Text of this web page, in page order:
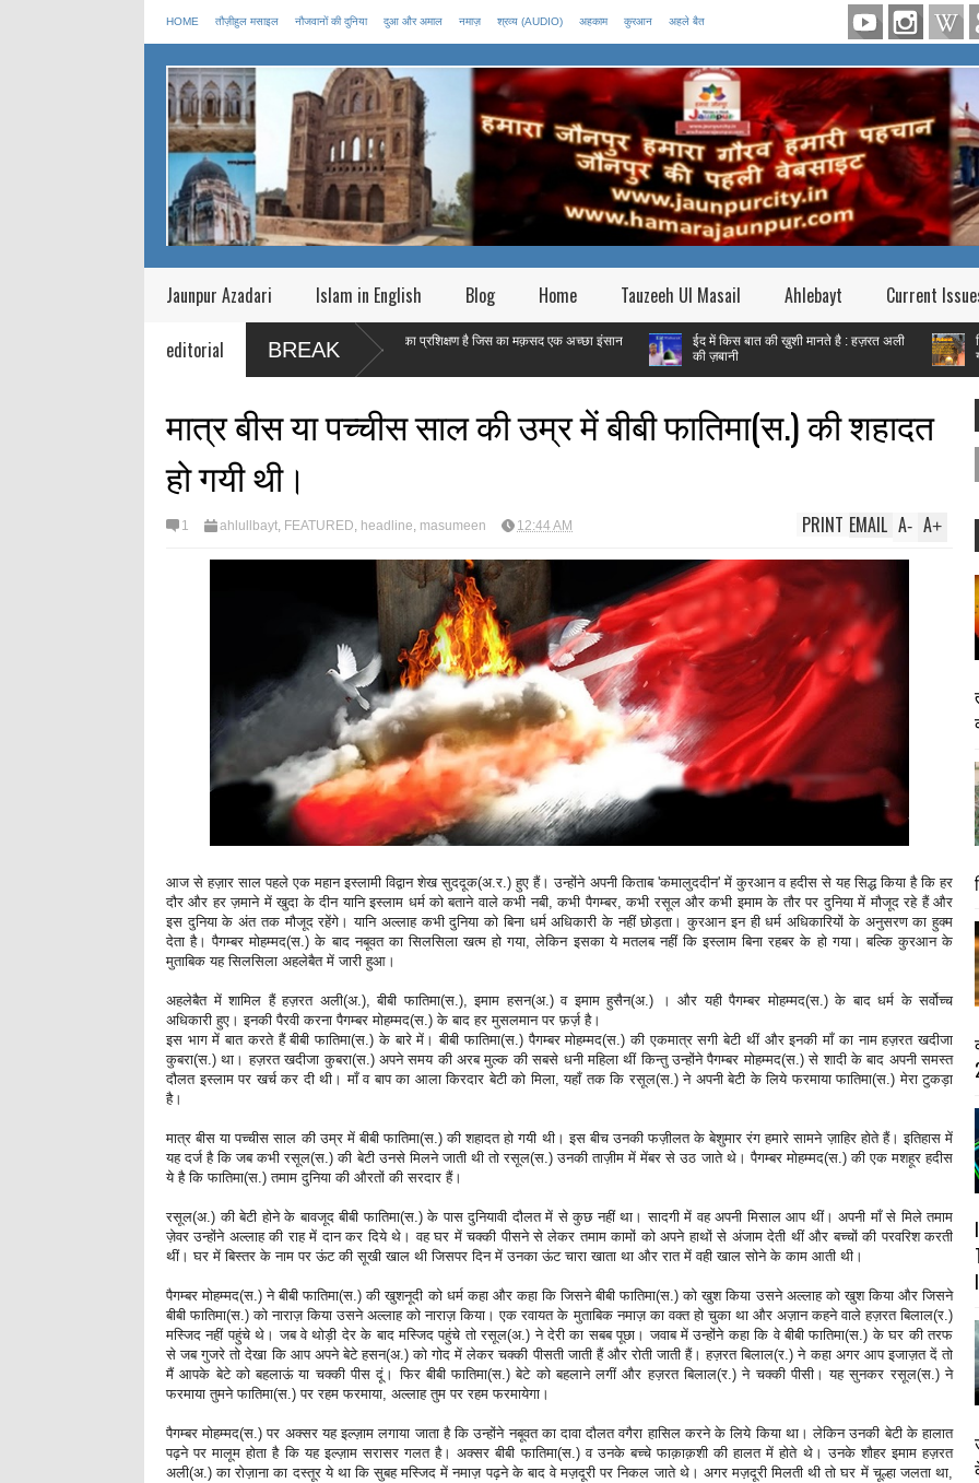
HOME तौज़ीहुल मसाइल नौजवानों की दुनिया दुआ और अमाल नमाज़ श्रव्य (AUDIO) अहकाम कुरआन अहले बैत
Jaunpur Azadari Islam in English Blog Home Tauzeeh Ul Masail Ahlebayt Current
editorial BREAK
माह ऐ रमज़ान एक महीने का प्रशिक्षण है जिस का मक़सद एक अच्छा इंसान
बनाना है |
ईद में किस बात की ख़ुशी मानते है : हज़रत अली
की ज़बानी
फितरे की रक़म
गरीब हैं तो |
मात्र बीस या पच्चीस साल की उम्र में बीबी फातिमा(स.) की शहादत
हो गयी थी।
1 ahlullbayt FEATURED headline masumeen 12:44 AM A+
A-
EMAIL
PRINT
आज से हज़ार साल पहले एक महान इस्लामी विद्वान शेख सुददूक(अ.र.) हुए हैं। उन्होंने अपनी किताब 'कमालुददीन' में कुरआन व हदीस से यह सिद्ध किया है कि हर
दौर और हर ज़माने में खुदा के दीन यानि इस्लाम धर्म को बताने वाले कभी नबी, कभी पैगम्बर, कभी रसूल और कभी इमाम के तौर पर दुनिया में मौजूद रहे हैं और
इस दुनिया के अंत तक मौजूद रहेंगे। यानि अल्लाह कभी दुनिया को बिना धर्म अधिकारी के नहीं छोड़ता। कुरआन इन ही धर्म अधिकारियों के अनुसरण का हुक्म
देता है। पैगम्बर मोहम्मद(स.) के बाद नबूवत का सिलसिला खत्म हो गया, लेकिन इसका ये मतलब नहीं कि इस्लाम बिना रहबर के हो गया। बल्कि कुरआन के
मुताबिक यह सिलसिला अहलेबैत में जारी हुआ।
अहलेबैत में शामिल हैं हज़रत अली(अ.), बीबी फातिमा(स.), इमाम हसन(अ.) व इमाम हुसैन(अ.) । और यही पैगम्बर मोहम्मद(स.) के बाद धर्म के सर्वोच्च
अधिकारी हुए। इनकी पैरवी करना पैगम्बर मोहम्मद(स.) के बाद हर मुसलमान पर फ़र्ज़ है।
इस भाग में बात करते हैं बीबी फातिमा(स.) के बारे में। बीबी फातिमा(स.) पैगम्बर मोहम्मद(स.) की एकमात्र सगी बेटी थीं और इनकी माँ का नाम हज़रत खदीजा
कुबरा(स.) था। हज़रत खदीजा कुबरा(स.) अपने समय की अरब मुल्क की सबसे धनी महिला थीं किन्तु उन्होंने पैगम्बर मोहम्मद(स.) से शादी के बाद अपनी समस्त
दौलत इस्लाम पर खर्च कर दी थी। माँ व बाप का आला किरदार बेटी को मिला, यहाँ तक कि रसूल(स.) ने अपनी बेटी के लिये फरमाया फातिमा(स.) मेरा टुकड़ा
है।
मात्र बीस या पच्चीस साल की उम्र में बीबी फातिमा(स.) की शहादत हो गयी थी। इस बीच उनकी फज़ीलत के बेशुमार रंग हमारे सामने ज़ाहिर होते हैं। इतिहास में
यह दर्ज है कि जब कभी रसूल(स.) की बेटी उनसे मिलने जाती थी तो रसूल(स.) उनकी ताज़ीम में मेंबर से उठ जाते थे। पैगम्बर मोहम्मद(स.) की एक मशहूर हदीस
ये है कि फातिमा(स.) तमाम दुनिया की औरतों की सरदार हैं।
रसूल(अ.) की बेटी होने के बावजूद बीबी फातिमा(स.) के पास दुनियावी दौलत में से कुछ नहीं था। सादगी में वह अपनी मिसाल आप थीं। अपनी माँ से मिले तमाम
ज़ेवर उन्होंने अल्लाह की राह में दान कर दिये थे। वह घर में चक्की पीसने से लेकर तमाम कामों को अपने हाथों से अंजाम देती थीं और बच्चों की परवरिश करती
थीं। घर में बिस्तर के नाम पर ऊंट की सूखी खाल थी जिसपर दिन में उनका ऊंट चारा खाता था और रात में वही खाल सोने के काम आती थी।
पैगम्बर मोहम्मद(स.) ने बीबी फातिमा(स.) की खुशनूदी को धर्म कहा और कहा कि जिसने बीबी फातिमा(स.) को खुश किया उसने अल्लाह को खुश किया और जिसने
बीबी फातिमा(स.) को नाराज़ किया उसने अल्लाह को नाराज़ किया। एक रवायत के मुताबिक नमाज़ का वक्त हो चुका था और अज़ान कहने वाले हज़रत बिलाल(र.)
मस्जिद नहीं पहुंचे थे। जब वे थोड़ी देर के बाद मस्जिद पहुंचे तो रसूल(अ.) ने देरी का सबब पूछा। जवाब में उन्होंने कहा कि वे बीबी फातिमा(स.) के घर की तरफ
से जब गुजरे तो देखा कि आप अपने बेटे हसन(अ.) को गोद में लेकर चक्की पीसती जाती हैं और रोती जाती हैं। हज़रत बिलाल(र.) ने कहा अगर आप इजाज़त दें तो
मैं आपके बेटे को बहलाऊं या चक्की पीस दूं। फिर बीबी फातिमा(स.) बेटे को बहलाने लगीं और हज़रत बिलाल(र.) ने चक्की पीसी। यह सुनकर रसूल(स.) ने
फरमाया तुमने फातिमा(स.) पर रहम फरमाया, अल्लाह तुम पर रहम फरमायेगा।
पैगम्बर मोहम्मद(स.) पर अक्सर यह इल्ज़ाम लगाया जाता है कि उन्होंने नबूवत का दावा दौलत वगैरा हासिल करने के लिये किया था। लेकिन उनकी बेटी के हालात
पढ़ने पर मालूम होता है कि यह इल्ज़ाम सरासर गलत है। अक्सर बीबी फातिमा(स.) व उनके बच्चे फाक़ाक़शी की हालत में होते थे। उनके शौहर इमाम हज़रत
अली(अ.) का रोज़ाना का दस्तूर ये था कि सुबह मस्जिद में नमाज़ पढ़ने के बाद वे मज़दूरी पर निकल जाते थे। अगर मज़दूरी मिलती थी तो घर में चूल्हा जलता था,